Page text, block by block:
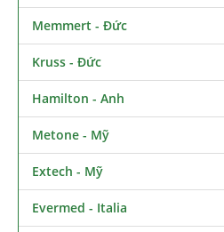
Memmert - Đức
Kruss - Đức
Hamilton - Anh
Metone - Mỹ
Extech - Mỹ
Evermed - Italia